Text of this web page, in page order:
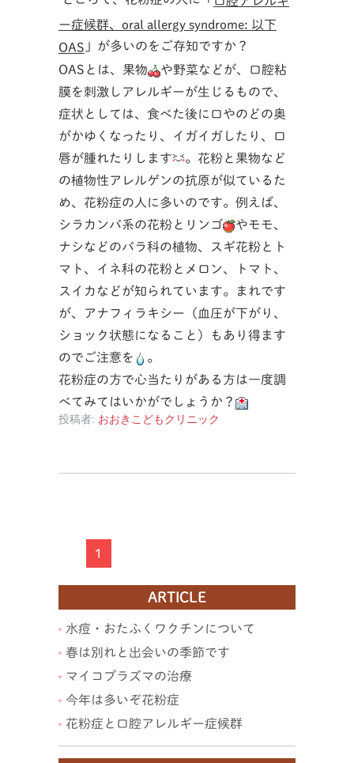
ー症候群、oral allergy syndrome: 以下
OAS 」が多いのをご存知ですか？
OASとは、果物
や野菜などが、口腔粘
膜を刺激しアレルギーが生じるもので、
症状としては、食べた後に口やのどの奥
がかゆくなったり、イガイガしたり、口
唇が腫れたりします
。花粉と果物など
の植物性アレルゲンの抗原が似ているた
め、花粉症の人に多いのです。例えば、
シラカンバ系の花粉とリンゴ
やモモ、
ナシなどのバラ科の植物、スギ花粉とト
マト、イネ科の花粉とメロン、トマト、
スイカなどが知られています。まれです
が、アナフィラキシー（血圧が下がり、
ショック状態になること）もあり得ます
のでご注意を
。
花粉症の方で心当たりがある方は一度調
べてみてはいかがでしょうか？
投稿者: おおきこどもクリニック
1
ARTICLE
水痘・おたふくワクチンについて
春は別れと出会いの季節です
マイコプラズマの治療
今年は多いぞ花粉症
花粉症と口腔アレルギー症候群